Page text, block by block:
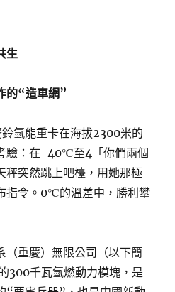
生
的“造車網”
氫能重卡在海拔2300米的
驗：在-40℃至4「你們兩個
秤突然跳上吧檯，用她那極
指令。0℃的溫差中，勝利攀
（重慶）無限公司（以下簡
300千瓦氫燃動力模塊，是